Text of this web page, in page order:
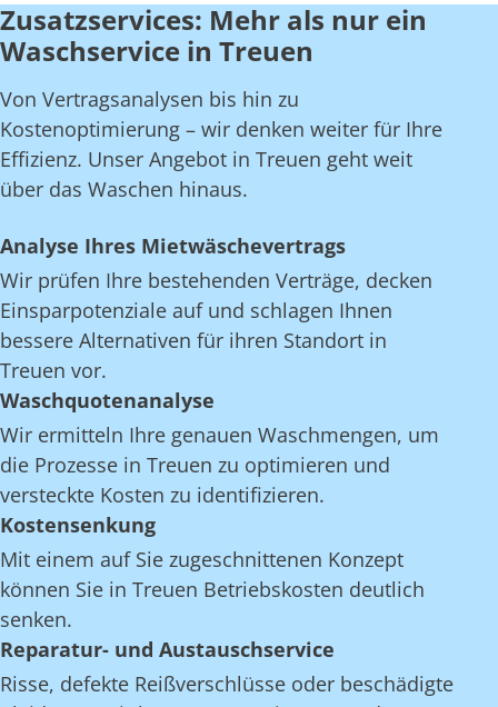
Zusatzservices: Mehr als nur ein
Waschservice in Treuen
Von Vertragsanalysen bis hin zu
Kostenoptimierung – wir denken weiter für Ihre
Effizienz. Unser Angebot in Treuen geht weit
über das Waschen hinaus.
Analyse Ihres Mietwäschevertrags
Wir prüfen Ihre bestehenden Verträge, decken
Einsparpotenziale auf und schlagen Ihnen
bessere Alternativen für ihren Standort in
Treuen vor.
Waschquotenanalyse
Wir ermitteln Ihre genauen Waschmengen, um
die Prozesse in Treuen zu optimieren und
versteckte Kosten zu identifizieren.
Kostensenkung
Mit einem auf Sie zugeschnittenen Konzept
können Sie in Treuen Betriebskosten deutlich
senken.
Reparatur- und Austauschservice
Risse, defekte Reißverschlüsse oder beschädigte